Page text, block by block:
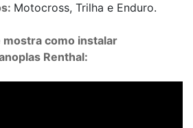
Motocross, Trilha e Enduro.
mostra como instalar
Renthal: